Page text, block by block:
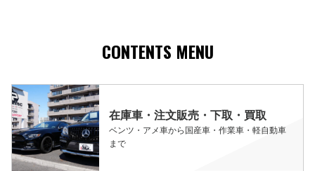
CONTENTS MENU
在庫車・注文販売・下取・買取
ベンツ・アメ車から国産車・作業車・軽自動車
まで